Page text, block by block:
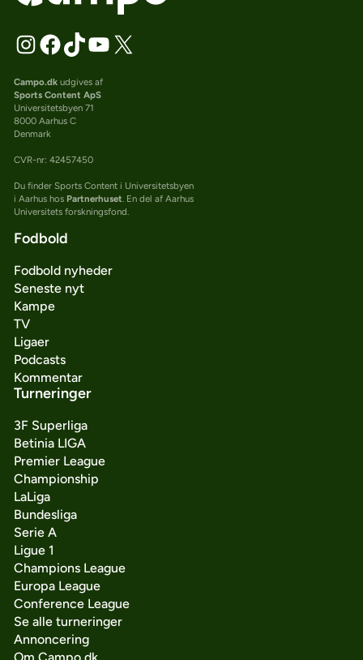
Campo.dkudgives af
Sports Content ApS
Universitetsbyen 71
8000 Aarhus C
Denmark
CVR-nr: 42457450
Du finder Sports Content i Universitetsbyen
i Aarhus hos Partnerhuset. En del af Aarhus
Universitets forskningsfond.
Fodbold
Fodbold nyheder
Seneste nyt
Kampe
TV
Ligaer
Podcasts
Kommentar
Turneringer
3F Superliga
Betinia LIGA
Premier League
Championship
LaLiga
Bundesliga
Serie A
Ligue 1
Champions League
Europa League
Conference League
Se alle turneringer
Annoncering